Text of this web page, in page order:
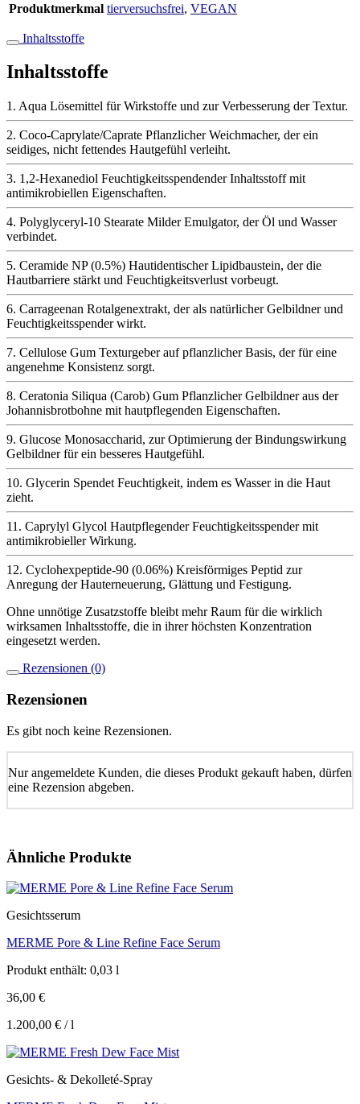
Produktmerkmal tierversuchsfrei, VEGAN
Inhaltsstoffe
Inhaltsstoffe
1. Aqua Lösemittel für Wirkstoffe und zur Verbesserung der Textur.
2. Coco-Caprylate/Caprate Pflanzlicher Weichmacher, der ein
seidiges, nicht fettendes Hautgefühl verleiht.
3. 1,2-Hexanediol Feuchtigkeitsspendender Inhaltsstoff mit
antimikrobiellen Eigenschaften.
4. Polyglyceryl-10 Stearate Milder Emulgator, der Öl und Wasser
verbindet.
5. Ceramide NP (0.5%) Hautidentischer Lipidbaustein, der die
Hautbarriere stärkt und Feuchtigkeitsverlust vorbeugt.
6. Carrageenan Rotalgenextrakt, der als natürlicher Gelbildner und
Feuchtigkeitsspender wirkt.
7. Cellulose Gum Texturgeber auf pflanzlicher Basis, der für eine
angenehme Konsistenz sorgt.
8. Ceratonia Siliqua (Carob) Gum Pflanzlicher Gelbildner aus der
Johannisbrotbohne mit hautpflegenden Eigenschaften.
9. Glucose Monosaccharid, zur Optimierung der Bindungswirkung
Gelbildner für ein besseres Hautgefühl.
10. Glycerin Spendet Feuchtigkeit, indem es Wasser in die Haut
zieht.
11. Caprylyl Glycol Hautpflegender Feuchtigkeitsspender mit
antimikrobieller Wirkung.
12. Cyclohexpeptide-90 (0.06%) Kreisförmiges Peptid zur
Anregung der Hauterneuerung, Glättung und Festigung.
Ohne unnötige Zusatzstoffe bleibt mehr Raum für die wirklich
wirksamen Inhaltsstoffe, die in ihrer höchsten Konzentration
eingesetzt werden.
Rezensionen (0)
Rezensionen
Es gibt noch keine Rezensionen.
Nur angemeldete Kunden, die dieses Produkt gekauft haben, dürfen
eine Rezension abgeben.
Ähnliche Produkte
Gesichtsserum
MERME Pore & Line Refine Face Serum
Produkt enthält: 0,03 l
36,00 €
1.200,00 € /l
Gesichts- & Dekolleté-Spray